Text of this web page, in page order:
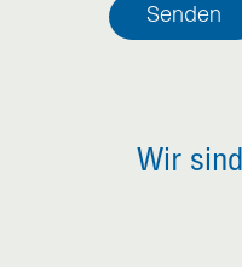
Wir